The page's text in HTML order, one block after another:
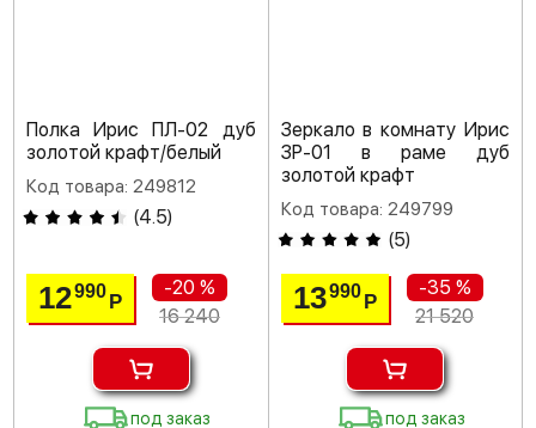
Полка Ирис ПЛ-02 дуб
золотой крафт/белый
Код товара: 249812
(4.5)
12990Р
-20 %
16 240
под заказ
Зеркало в комнату Ирис
ЗР-01 в раме дуб
золотой крафт
Код товара: 249799
(5)
13990 Р
-35 %
21 520
под заказ